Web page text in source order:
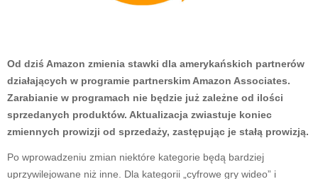
Od dziś Amazon zmienia stawki dla amerykańskich partnerów
działających w programie partnerskim Amazon Associates.
Zarabianie w programach nie będzie już zależne od ilości
sprzedanych produktów. Aktualizacja zwiastuje koniec
zmiennych prowizji od sprzedaży, zastępując je stałą prowizją.
Po wprowadzeniu zmian niektóre kategorie będą bardziej
uprzywilejowane niż inne. Dla kategorii „cyfrowe gry wideo” i